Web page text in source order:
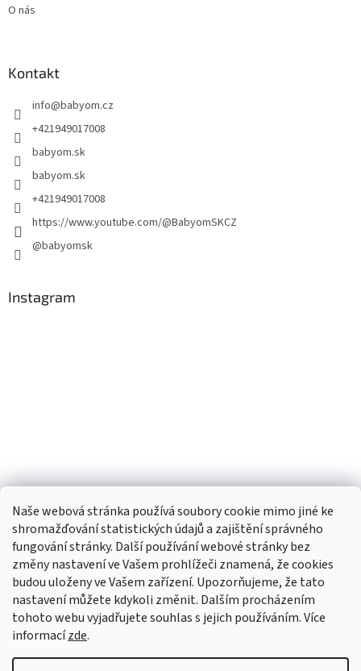
Naše webová stránka používá soubory cookie mimo jiné ke
shromažďování statistických údajů a zajištění správného
fungování stránky. Další používání webové stránky bez
změny nastavení ve Vašem prohlížeči znamená, že cookies
budou uloženy ve Vašem zařízení. Upozorňujeme, že tato
nastavení můžete kdykoli změnit. Dalším procházením
tohoto webu vyjadřujete souhlas s jejich používáním. Více
informacízde.
O nás
Kontakt
info@babyom.cz
+421949017008
babyom.sk
babyom.sk
+421949017008
https://www.youtube.com/@BabyomSKCZ
@babyomsk
Instagram
TIk Tok Instagram Facebook
Vytvořil Shoptet